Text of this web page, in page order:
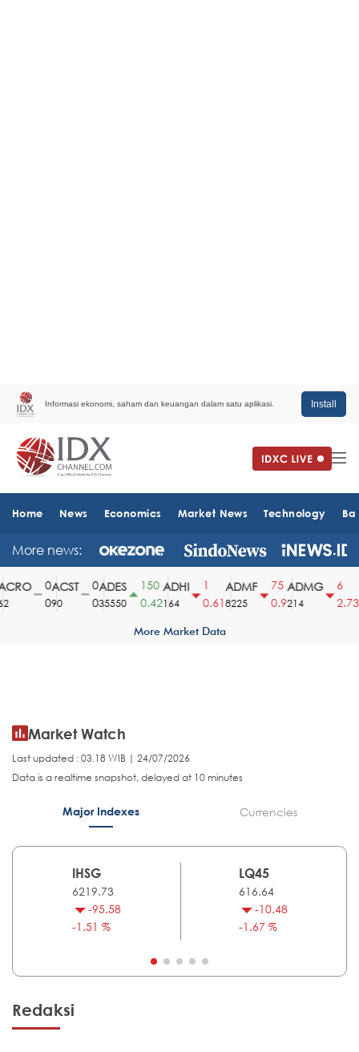
Informasi ekonomi, saham dan keuangan dalam satu aplikasi. Install
Home News Economics Market News Technology
More news:
ACST
90
ADES
35550
150
0.42
ADHI
164
0.61
ADMF
8225
75
0.9
ADMG
214
2.73
More Market Data
Market Watch
Last updated : 03.18 WIB | 24/07/2026
Data is a realtime snapshot, delayed at 10 minutes
Major Indexes Currencies
IHSG
6219.73
-95.58
-1.51 %
LQ45
616.64
-10.48
-1.67 %
Redaksi